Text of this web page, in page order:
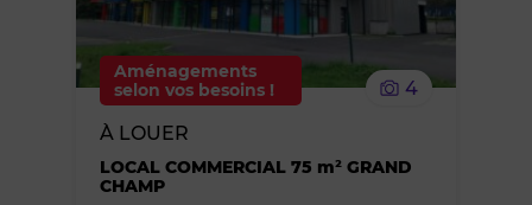
Aménagements
selon vos besoins !
4
À LOUER
LOCAL COMMERCIAL 75 m² GRAND
CHAMP